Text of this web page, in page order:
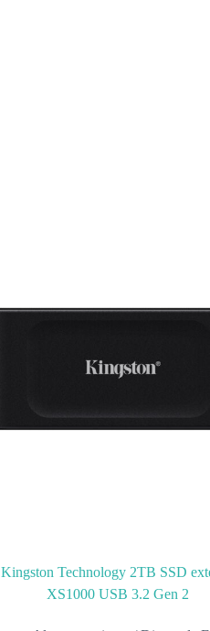
Kingston Technology 2TB SSD
XS1000 USB 3.2 Gen 2